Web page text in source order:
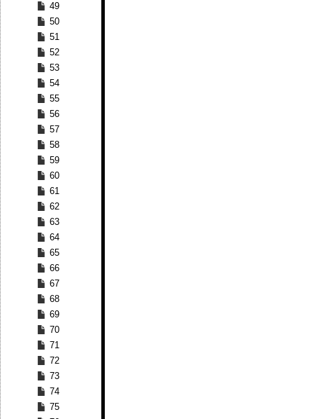
49
50
51
52
53
54
55
56
57
58
59
60
61
62
63
64
65
66
67
68
69
70
71
72
73
74
75